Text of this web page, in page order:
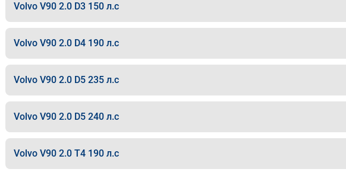
Volvo V90 2.0 D3 150 л.с
Volvo V90 2.0 D4 190 л.с
Volvo V90 2.0 D5 235 л.с
Volvo V90 2.0 D5 240 л.с
Volvo V90 2.0 T4 190 л.с